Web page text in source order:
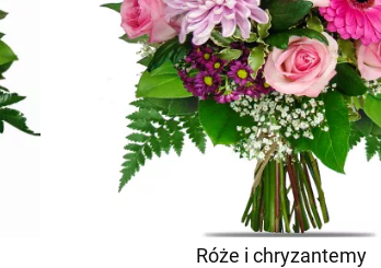
Róże i chryzantemy